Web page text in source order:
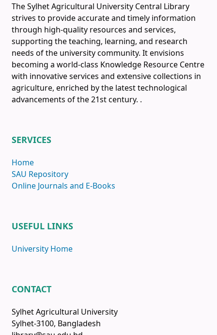
The Sylhet Agricultural University Central Library
strives to provide accurate and timely information
through high-quality resources and services,
supporting the teaching, learning, and research
needs of the university community. It envisions
becoming a world-class Knowledge Resource Centre
with innovative services and extensive collections in
agriculture, enriched by the latest technological
advancements of the 21st century. .
SERVICES
Home
SAU Repository
Online Journals and E-Books
USEFUL LINKS
University Home
CONTACT
Sylhet Agricultural University
Sylhet-3100, Bangladesh